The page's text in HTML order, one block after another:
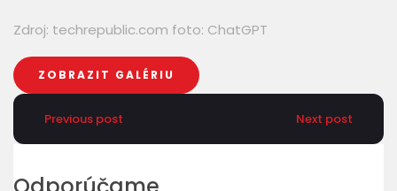
Zdroj: techrepublic.com foto: ChatGPT
ZOBRAZIT GALÉRIU
Previous post Next post